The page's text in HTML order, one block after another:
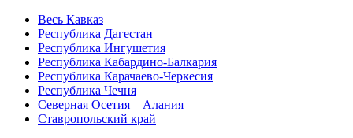
Весь Кавказ
Республика Дагестан
Республика Ингушетия
Республика Кабардино-Балкария
Республика Карачаево-Черкесия
Республика Чечня
Северная Осетия – Алания
Ставропольский край